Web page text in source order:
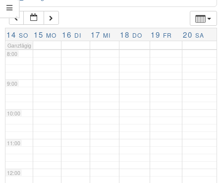
14 SO 15 MO 16 DI 17 MI 18 DO 19 FR 20 SA
Ganztägig
7:00
8:00
9:00
10:00
11:00
12:00